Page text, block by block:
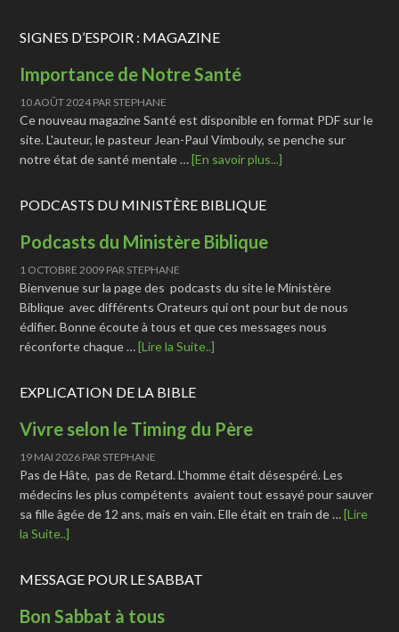
SIGNES D’ESPOIR : MAGAZINE
Importance de Notre Santé
10 AOÛT 2024PAR STEPHANE
Ce nouveau magazine Santé est disponible en format PDF sur le
site. L'auteur, le pasteur Jean-Paul Vimbouly, se penche sur
notre état de santé mentale …[En savoir plus...]
PODCASTS DU MINISTÈRE BIBLIQUE
Podcasts du Ministère Biblique
1 OCTOBRE 2009 PAR STEPHANE
Bienvenue sur la page des podcasts du site le Ministère
Biblique avec différents Orateurs qui ont pour but de nous
édifier. Bonne écoute à tous et que ces messages nous
réconforte chaque …[Lire la Suite..]
EXPLICATION DE LA BIBLE
Vivre selon le Timing du Père
19 MAI 2026 PAR STEPHANE
Pas de Hâte, pas de Retard. L'homme était désespéré. Les
médecins les plus compétents avaient tout essayé pour sauver
sa fille âgée de 12 ans, mais en vain. Elle était en train de …[Lire
la Suite..]
MESSAGE POUR LE SABBAT
Bon Sabbat à tous